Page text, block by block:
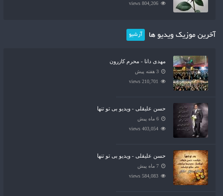
804,206 views
آخرین موزیک ویدیو ها آرشیو
مهدی دانا - محرم کازرون
3 هفته پیش
210,701 views
حسن علیقلی - ویدیو بی تو تنها
6 ماه پیش
403,054 views
حسن علیقلی - ویدیو بی تو تنها
7 ماه پیش
584,083 views